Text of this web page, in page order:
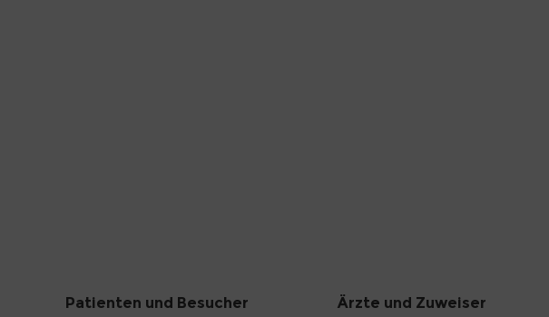
Patienten und Besucher Ärzte und Zuweiser